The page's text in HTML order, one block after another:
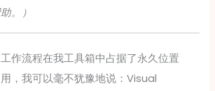
。）
作流程在我工具箱中占据了永久位置
，我可以毫不犹豫地说：Visual